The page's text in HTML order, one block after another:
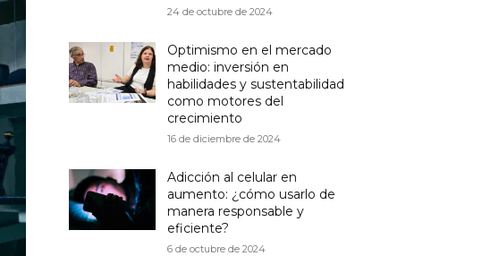
24 de octubre de 2024
Optimismo en el mercado
medio: inversión en
habilidades y sustentabilidad
como motores del
crecimiento
16 de diciembre de 2024
Adicción al celular en
aumento: ¿cómo usarlo de
manera responsable y
eficiente?
6 de octubre de 2024